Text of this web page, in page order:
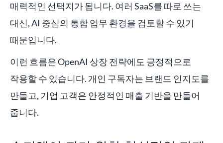
매력적인 선택지가 됩니다. 여러 SaaS를 따로 쓰는
대신, AI 중심의 통합 업무 환경을 검토할 수 있기
때문입니다.
이런 흐름은 OpenAI 상장 전략에도 긍정적으로
작용할 수 있습니다. 개인 구독자는 브랜드 인지도를
만들고, 기업 고객은 안정적인 매출 기반을 만들어
줍니다.